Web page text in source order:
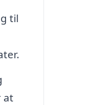
til
at